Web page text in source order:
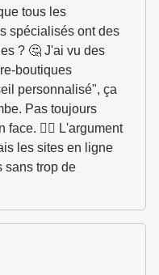
tous les
spécialisés ont des
? 🤔 J'ai vu des
boutiques
personnalisé", ça
Pas toujours
face. 🤷‍♀️ L'argument
les sites en ligne
sans trop de